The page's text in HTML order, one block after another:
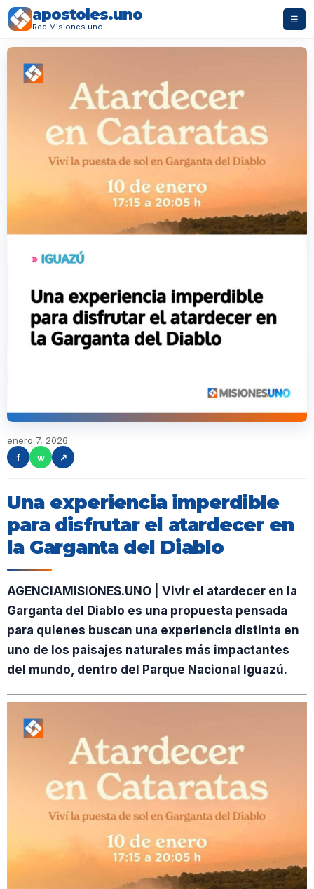
apostoles.uno
Red Misiones.uno
☰
enero 7, 2026
f
w ↗
Una experiencia imperdible
para disfrutar el atardecer en
la Garganta del Diablo
AGENCIAMISIONES.UNO | Vivir el atardecer en la
Garganta del Diablo es una propuesta pensada
para quienes buscan una experiencia distinta en
uno de los paisajes naturales más impactantes
del mundo, dentro del Parque Nacional Iguazú.